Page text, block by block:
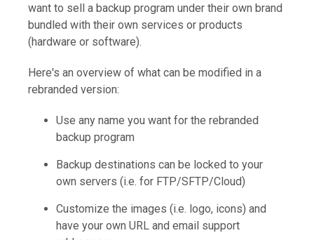
want to sell a backup program under their own brand
bundled with their own services or products
(hardware or software).
Here's an overview of what can be modified in a
rebranded version:
Use any name you want for the rebranded
backup program
Backup destinations can be locked to your
own servers (i.e. for FTP/SFTP/Cloud)
Customize the images (i.e. logo, icons) and
have your own URL and email support